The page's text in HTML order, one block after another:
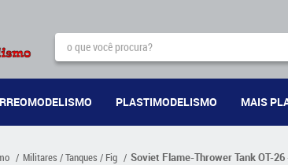
PLASTIMODELISMO MAIS
Militares / Tanques / Fig Soviet Flame-Thrower Tank OT-